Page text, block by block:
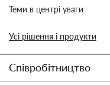
Теми в центрі уваги
Усі рішення і продукти
Співробітництво